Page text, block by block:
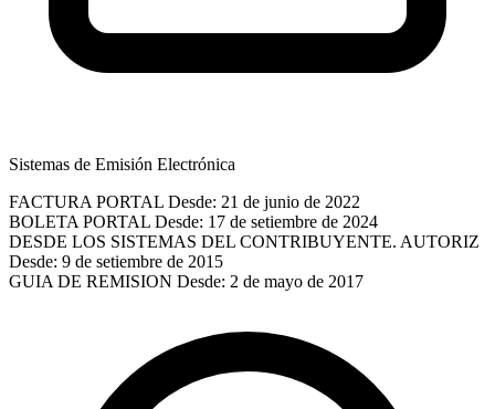
Sistemas de Emisión Electrónica
FACTURA PORTAL Desde: 21 de junio de 2022
BOLETA PORTAL Desde: 17 de setiembre de 2024
DESDE LOS SISTEMAS DEL CONTRIBUYENTE. AUTORIZ
Desde: 9 de setiembre de 2015
GUIA DE REMISION Desde: 2 de mayo de 2017